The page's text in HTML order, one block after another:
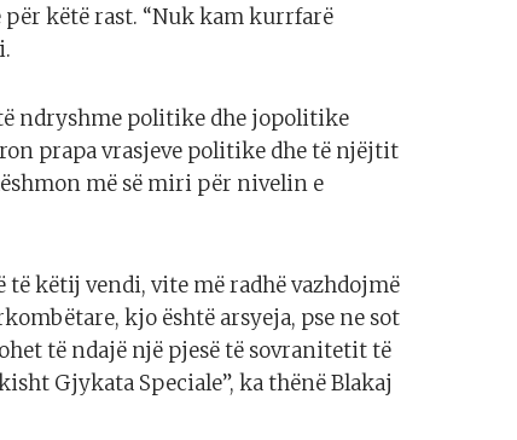
këtë rast. “Nuk kam kurrfarë
ndryshme politike dhe jopolitike
prapa vrasjeve politike dhe të njëjtit
më së miri për nivelin e
të këtij vendi, vite më radhë vazhdojmë
kjo është arsyeja, pse ne sot
të ndajë një pjesë të sovranitetit të
Gjykata Speciale”, ka thënë Blakaj